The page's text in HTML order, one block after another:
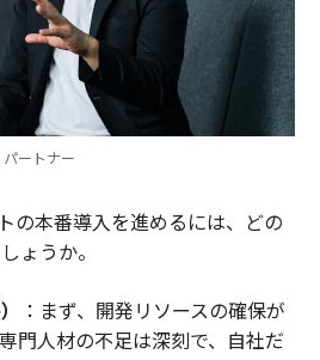
ートナー
トの本番導入を進めるには、どの
ょうか。
：まず、開発リソースの確保が
門人材の不足は深刻で、自社だ